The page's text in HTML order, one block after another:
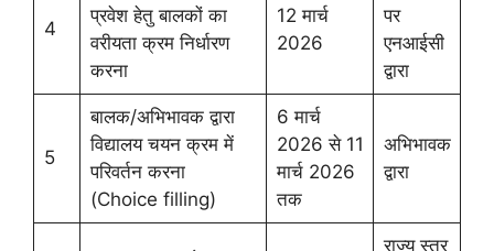
4
प्रवेश हेतु बालकों का
वरीयता क्रम निर्धारण
करना
12 मार्च
2026
पर
एनआईसी
द्वारा
5
बालक/अभिभावक द्वारा
विद्यालय चयन क्रम में
परिवर्तन करना
(Choice filling)
6 मार्च
2026 से 11
मार्च 2026
तक
अभिभावक
द्वारा
राज्य स्तर